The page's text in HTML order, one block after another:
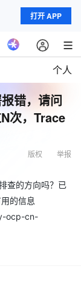
打开 APP
个人
错，请问
次，Trace
举报
版权
查的方向吗？已
的信息
ocp-cn-